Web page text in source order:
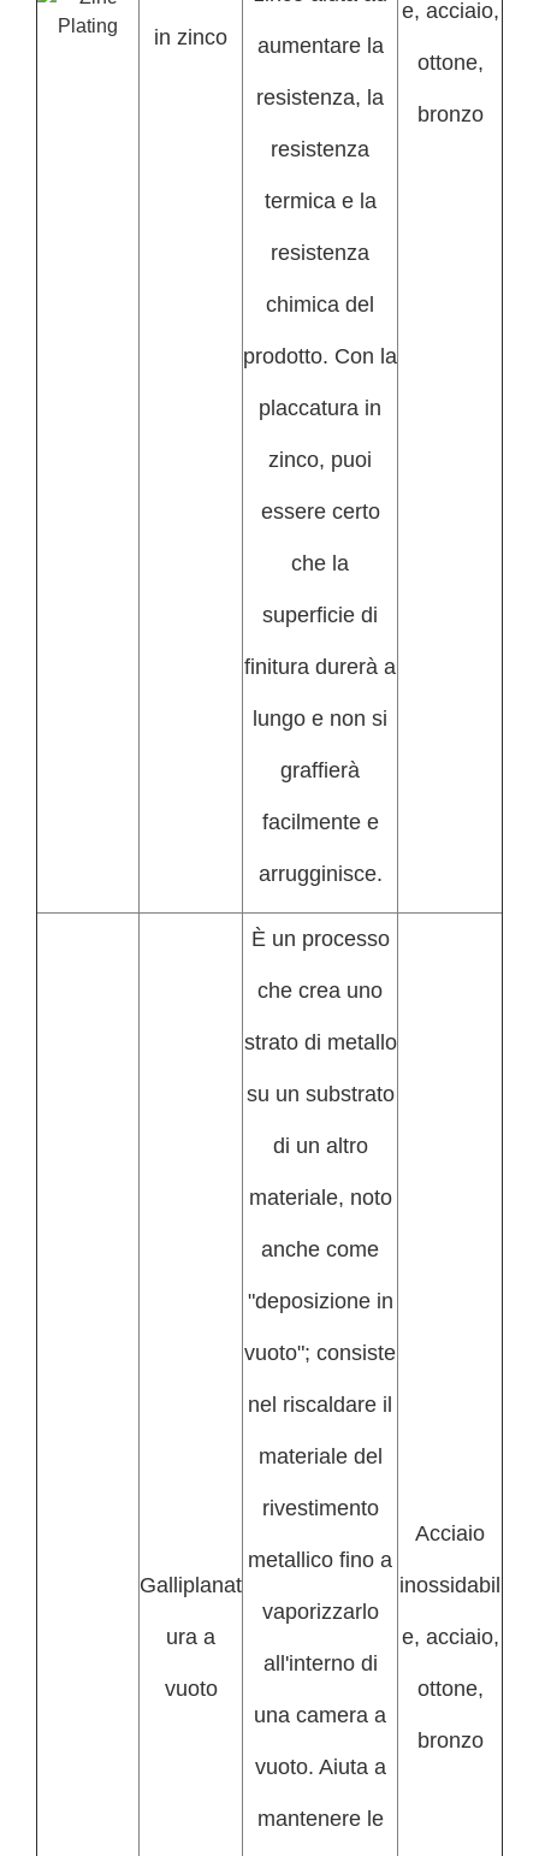
in zinco aumentare la
resistenza, la
resistenza
termica e la
resistenza
chimica del
prodotto. Con la
placcatura in
zinco, puoi
essere certo
che la
superficie di
finitura durerà a
lungo e non si
graffierà
facilmente e
arrugginisce.
e, acciaio,
ottone,
bronzo
Galliplanat
ura a
vuoto
È un processo
che crea uno
strato di metallo
su un substrato
di un altro
materiale, noto
anche come
"deposizione in
vuoto"; consiste
nel riscaldare il
materiale del
rivestimento
metallico fino a
vaporizzarlo
all'interno di
una camera a
vuoto. Aiuta a
mantenere le
Acciaio
inossidabil
e, acciaio,
ottone,
bronzo